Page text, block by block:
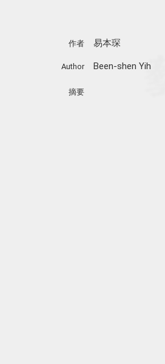
作者 易本琛
Author Been-shen Yih
摘要